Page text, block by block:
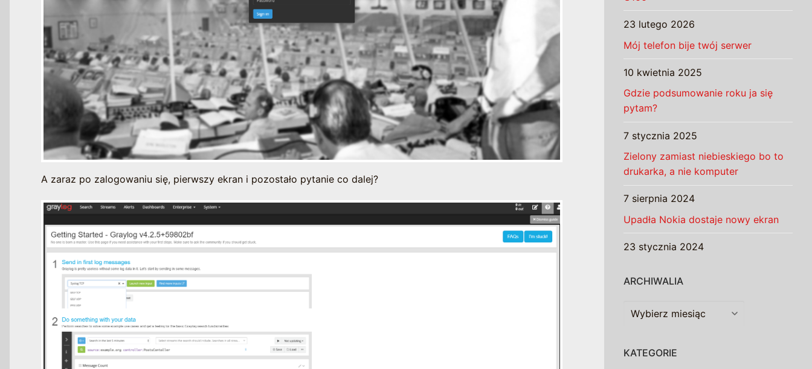
A zaraz po zalogowaniu się, pierwszy ekran i pozostało pytanie co dalej?
23 lutego 2026
Mój telefon bije twój serwer
10 kwietnia 2025
Gdzie podsumowanie roku ja się
pytam?
7 stycznia 2025
Zielony zamiast niebieskiego bo to
drukarka, a nie komputer
7 sierpnia 2024
Upadła Nokia dostaje nowy ekran
23 stycznia 2024
ARCHIWALIA
Archiwalia
KATEGORIE